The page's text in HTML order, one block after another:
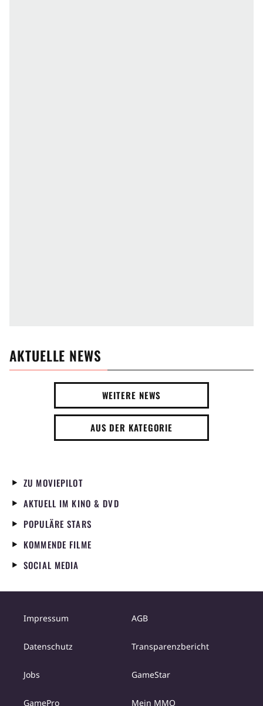
AKTUELLE NEWS
WEITERE NEWS
AUS DER KATEGORIE
ZU MOVIEPILOT
AKTUELL IM KINO & DVD
POPULÄRE STARS
KOMMENDE FILME
SOCIAL MEDIA
Impressum AGB
Datenschutz Transparenzbericht
Jobs GameStar
GamePro Mein MMO